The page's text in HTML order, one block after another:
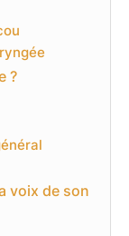
?
voix de son